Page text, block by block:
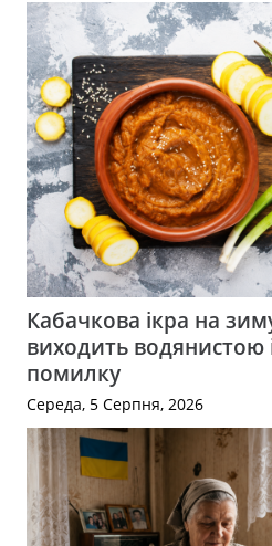
Кабачкова ікра на
виходить водянистою
помилку
Середа, 5 Серпня, 2026